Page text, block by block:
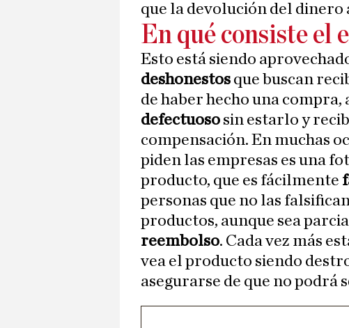
que la devolución del
En qué consiste el
Esto está siendo
deshonestos que buscan
de haber hecho una
defectuoso sin estarlo y
compensación. En muchas
piden las empresas es una
producto, que es fácilmente
personas que no las
productos, aunque sea
reembolso. Cada vez más
vea el producto siendo
asegurarse de que no podrá